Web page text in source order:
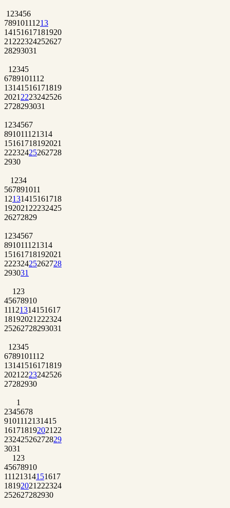
1 23456
78910111213
14151617181920
21 222324252627
28293031
1 2345
6789101112
13141516171819
2021 2223242526
2728293031
1 234567
891011121314
15161718192021
22232425262728
2930
1 234
567891011
12131415161718
192021 22232425
26272829
1 234567
891011121314
15161718192021
22232425262728
293031
1 23
45678910
11121314151617
18192021 222324
25262728293031
1 2345
6789101112
13141516171819
2021 2223242526
27282930
1
2345678
9101112131415
161718192021 22
23242526272829
3031
1 23
45678910
11121314151617
18192021 222324
252627282930